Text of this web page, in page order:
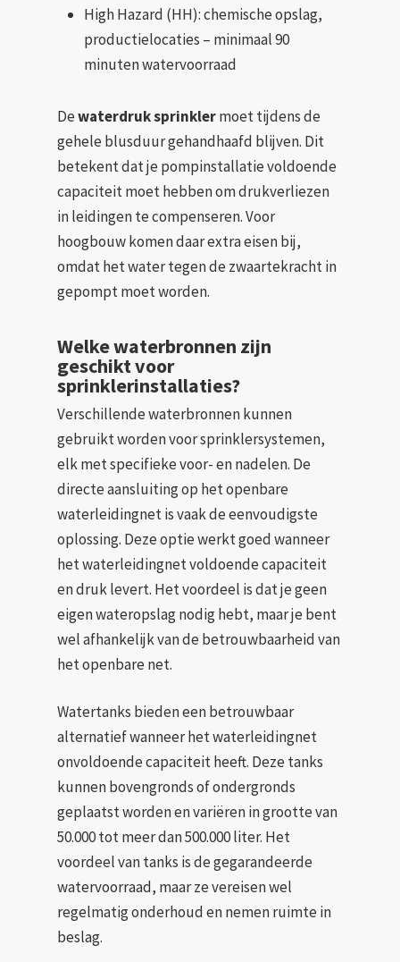
High Hazard (HH): chemische opslag,
productielocaties – minimaal 90
minuten watervoorraad
Dewaterdruk sprinklermoet tijdens de
gehele blusduur gehandhaafd blijven. Dit
betekent dat je pompinstallatie voldoende
capaciteit moet hebben om drukverliezen
in leidingen te compenseren. Voor
hoogbouw komen daar extra eisen bij,
omdat het water tegen de zwaartekracht in
gepompt moet worden.
Welke waterbronnen zijn
geschikt voor
sprinklerinstallaties?
Verschillende waterbronnen kunnen
gebruikt worden voor sprinklersystemen,
elk met specifieke voor- en nadelen. De
directe aansluiting op het openbare
waterleidingnet is vaak de eenvoudigste
oplossing. Deze optie werkt goed wanneer
het waterleidingnet voldoende capaciteit
en druk levert. Het voordeel is dat je geen
eigen wateropslag nodig hebt, maar je bent
wel afhankelijk van de betrouwbaarheid van
het openbare net.
Watertanks bieden een betrouwbaar
alternatief wanneer het waterleidingnet
onvoldoende capaciteit heeft. Deze tanks
kunnen bovengronds of ondergronds
geplaatst worden en variëren in grootte van
50.000 tot meer dan 500.000 liter. Het
voordeel van tanks is de gegarandeerde
watervoorraad, maar ze vereisen wel
regelmatig onderhoud en nemen ruimte in
beslag.